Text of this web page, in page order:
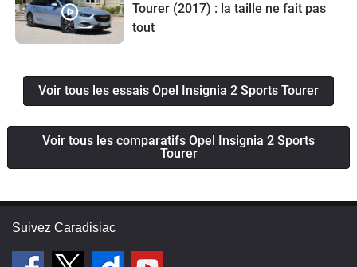
Tourer (2017) : la taille ne fait pas
tout
Voir tous les essais Opel Insignia 2 Sports Tourer
Voir tous les comparatifs Opel Insignia 2 Sports
Tourer
Suivez Caradisiac